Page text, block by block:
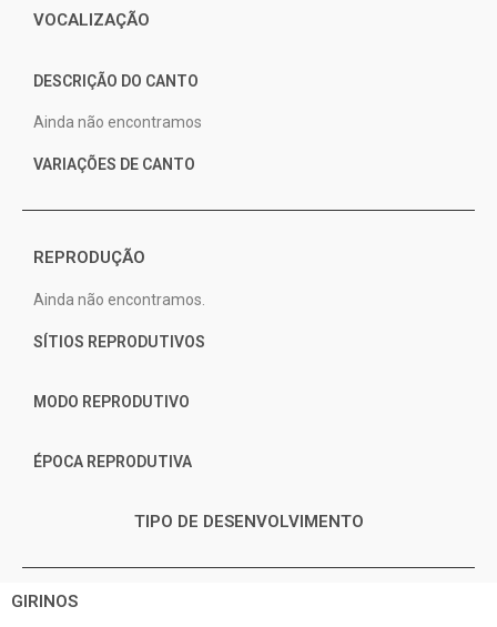
VOCALIZAÇÃO
DESCRIÇÃO DO CANTO
Ainda não encontramos
VARIAÇÕES DE CANTO
REPRODUÇÃO
Ainda não encontramos.
SÍTIOS REPRODUTIVOS
MODO REPRODUTIVO
ÉPOCA REPRODUTIVA
TIPO DE DESENVOLVIMENTO
GIRINOS